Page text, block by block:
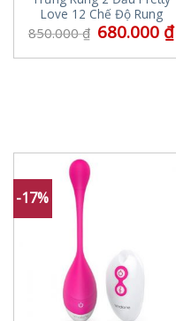
Love 12 Chế Độ Rung
850.000₫ 680.000 ₫
-17%